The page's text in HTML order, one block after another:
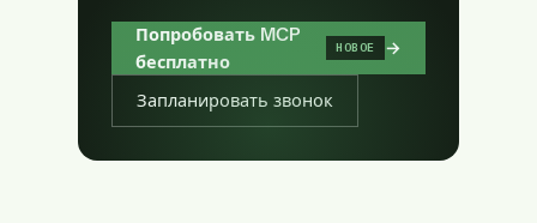
Попробовать MCP
бесплатно
НОВОЕ →
Запланировать звонок